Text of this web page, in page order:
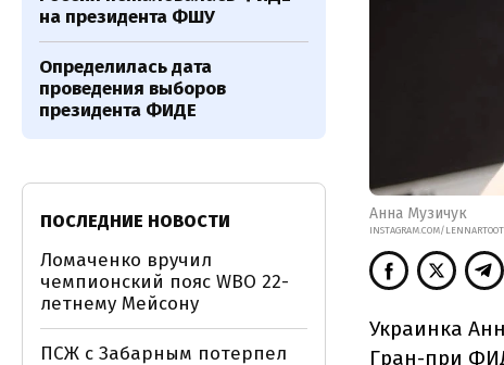
Анна Музичук
INSTAGRAM.COM/
Украинка
Гран-при
на президента ФШУ
Определилась дата
проведения выборов
президента ФИДЕ
ПОСЛЕДНИЕ НОВОСТИ
Ломаченко вручил
чемпионский пояс WBO 22-
летнему Мейсону
ПСЖ с Забарным потерпел